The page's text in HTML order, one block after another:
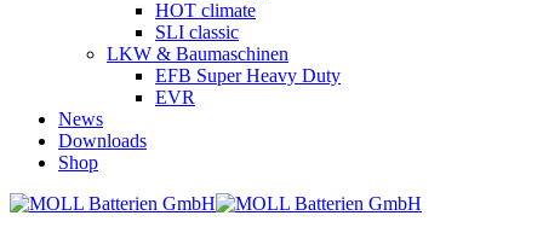
HOT climate
SLI classic
LKW & Baumaschinen
EFB Super Heavy Duty
EVR
News
Downloads
Shop